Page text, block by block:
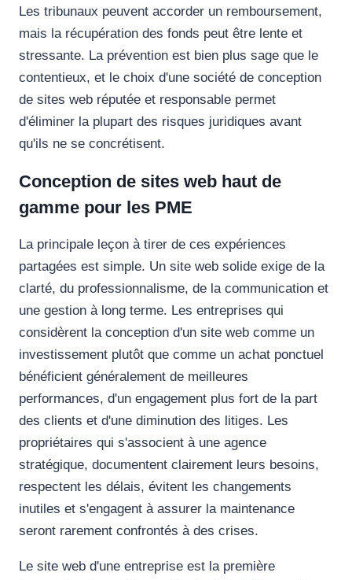
Les tribunaux peuvent accorder un remboursement,
mais la récupération des fonds peut être lente et
stressante. La prévention est bien plus sage que le
contentieux, et le choix d'une société de conception
de sites web réputée et responsable permet
d'éliminer la plupart des risques juridiques avant
qu'ils ne se concrétisent.
Conception de sites web haut de
gamme pour les PME
La principale leçon à tirer de ces expériences
partagées est simple. Un site web solide exige de la
clarté, du professionnalisme, de la communication et
une gestion à long terme. Les entreprises qui
considèrent la conception d'un site web comme un
investissement plutôt que comme un achat ponctuel
bénéficient généralement de meilleures
performances, d'un engagement plus fort de la part
des clients et d'une diminution des litiges. Les
propriétaires qui s'associent à une agence
stratégique, documentent clairement leurs besoins,
respectent les délais, évitent les changements
inutiles et s'engagent à assurer la maintenance
seront rarement confrontés à des crises.
Le site web d'une entreprise est la première